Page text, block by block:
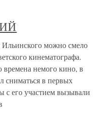
можно смело
кинематографа.
немого кино, в
сниматься в первых
с его участием вызывали